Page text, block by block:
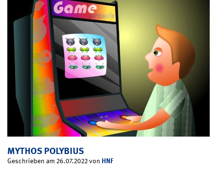
MYTHOS POLYBIUS
Geschrieben am 26.07.2022 von HNF